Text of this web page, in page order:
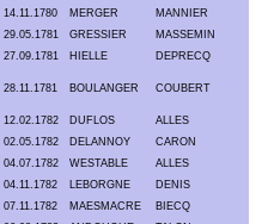
14.11.1780 MERGER
MANNIER
29.05.1781 GRESSIER
MASSEMIN
27.09.1781 HIELLE DEPRECQ
28.11.1781 BOULANGER COUBERT
12.02.1782 DUFLOS
ALLES
02.05.1782 DELANNOY
CARON
04.07.1782 WESTABLE
ALLES
04.11.1782 LEBORGNE
DENIS
07.11.1782 MAESMACRE
BIECQ